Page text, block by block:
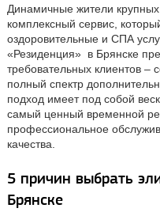
Динамичные жители
комплексный сервис,
оздоровительные и СПА
«Резиденция» в Брянске
требовательных клиентов
полный спектр
подход имеет под собой
самый ценный временной
профессиональное
качества.
5 причин выбрать
Брянске